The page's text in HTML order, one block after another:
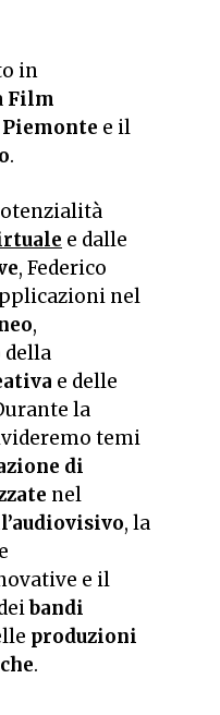
in
Film
e il
.
e dalle
, Federico
nel
,
della
e delle
la
temi
di
nel
, la
e il
bandi
produzioni
.